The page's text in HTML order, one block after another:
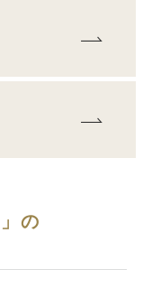
」の